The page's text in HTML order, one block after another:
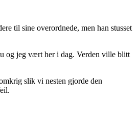
til sine overordnede, men han stusset
og jeg vært her i dag. Verden ville blitt
slik vi nesten gjorde den